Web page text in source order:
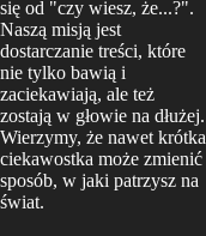
się od "czy wiesz, że...?".
Naszą misją jest
dostarczanie treści, które
nie tylko bawią i
zaciekawiają, ale też
zostają w głowie na dłużej.
Wierzymy, że nawet krótka
ciekawostka może zmienić
sposób, w jaki patrzysz na
świat.